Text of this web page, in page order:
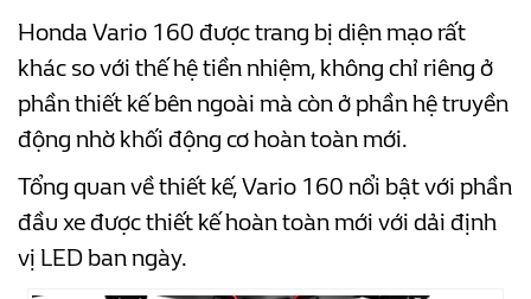
Honda Vario 160 được trang bị diện mạo rất
khác so với thế hệ tiền nhiệm, không chỉ riêng ở
phần thiết kế bên ngoài mà còn ở phần hệ truyền
động nhờ khối động cơ hoàn toàn mới.
Tổng quan về thiết kế, Vario 160 nổi bật với phần
đầu xe được thiết kế hoàn toàn mới với dải định
vị LED ban ngày.